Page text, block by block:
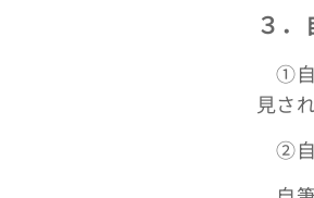
３
①自
見さ
➁自